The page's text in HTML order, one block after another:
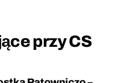
przy CS